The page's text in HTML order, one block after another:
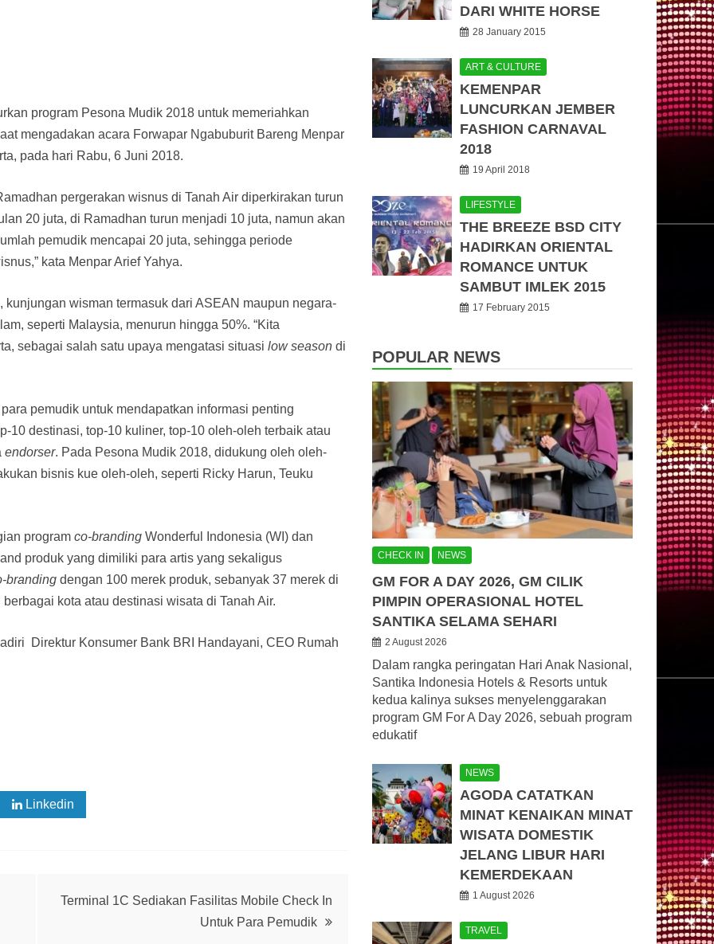
program Pesona Mudik 2018 untuk memeriahkan
mengadakan acara Forwapar Ngabuburit Bareng Menpar
pada hari Rabu, 6 Juni 2018.
pergerakan wisnus di Tanah Air diperkirakan turun
20 juta, di Ramadhan turun menjadi 10 juta, namun akan
pemudik mencapai 20 juta, sehingga periode
kata Menpar Arief Yahya.
wisman termasuk dari ASEAN maupun negara-
seperti Malaysia, menurun hingga 50%. “Kita
sebagai salah satu upaya mengatasi situasi low season di
pemudik untuk mendapatkan informasi penting
10 destinasi, top-10 kuliner, top-10 oleh-oleh terbaik atau
endorser. Pada Pesona Mudik 2018, didukung oleh oleh-
bisnis kue oleh-oleh, seperti Ricky Harun, Teuku
program co-branding Wonderful Indonesia (WI) dan
produk yang dimiliki para artis yang sekaligus
branding dengan 100 merek produk, sebanyak 37 merek di
kota atau destinasi wisata di Tanah Air.
Direktur Konsumer Bank BRI Handayani, CEO Rumah
Linkedin
Terminal 1C Sediakan Fasilitas Mobile Check In
Untuk Para Pemudik
DARI WHITE HORSE
28 January 2015
ART & CULTURE
KEMENPAR
LUNCURKAN JEMBER
FASHION CARNAVAL
2018
19 April 2018
LIFESTYLE
THE BREEZE BSD CITY
HADIRKAN ORIENTAL
ROMANCE UNTUK
SAMBUT IMLEK 2015
17 February 2015
POPULAR NEWS
CHECK IN NEWS
GM FOR A DAY 2026, GM CILIK
PIMPIN OPERASIONAL HOTEL
SANTIKA SELAMA SEHARI
2 August 2026
Dalam rangka peringatan Hari Anak Nasional,
Santika Indonesia Hotels & Resorts untuk
kedua kalinya sukses menyelenggarakan
program GM For A Day 2026, sebuah program
edukatif
NEWS
AGODA CATATKAN
MINAT KENAIKAN MINAT
WISATA DOMESTIK
JELANG LIBUR HARI
KEMERDEKAAN
1 August 2026
TRAVEL